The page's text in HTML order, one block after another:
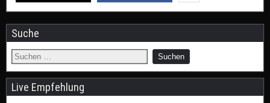
Suche
Live Empfehlung